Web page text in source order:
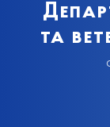
та